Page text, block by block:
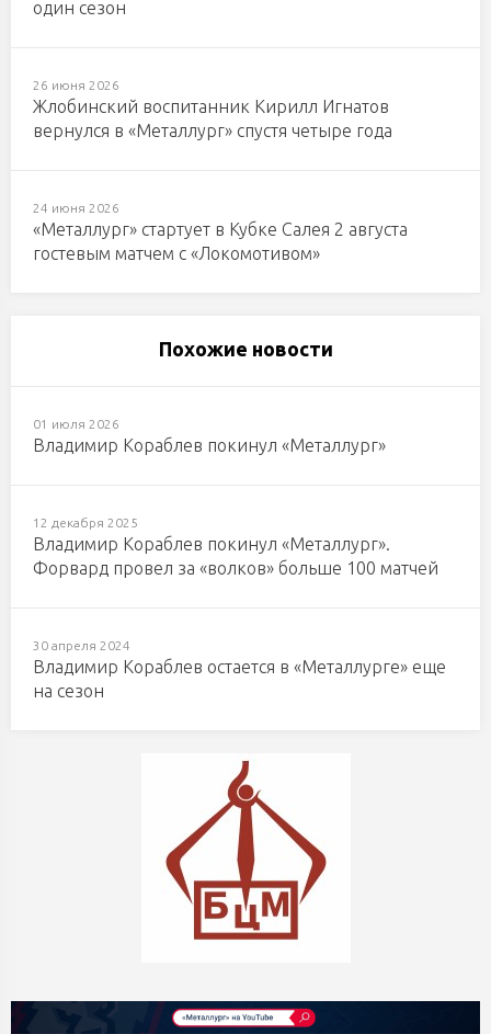
один сезон
26 июня 2026
Жлобинский воспитанник Кирилл Игнатов
вернулся в «Металлург» спустя четыре года
24 июня 2026
«Металлург» стартует в Кубке Салея 2 августа
гостевым матчем с «Локомотивом»
Похожие новости
01 июля 2026
Владимир Кораблев покинул «Металлург»
12 декабря 2025
Владимир Кораблев покинул «Металлург».
Форвард провел за «волков» больше 100 матчей
30 апреля 2024
Владимир Кораблев остается в «Металлурге» еще
на сезон